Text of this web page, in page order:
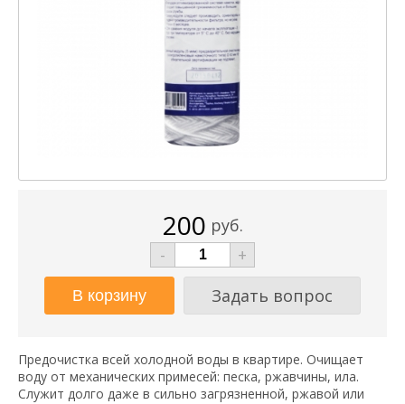
200 руб.
-
+
Задать вопрос
Предочистка всей холодной воды в квартире. Очищает
воду от механических примесей: песка, ржавчины, ила.
Служит долго даже в сильно загрязненной, ржавой или